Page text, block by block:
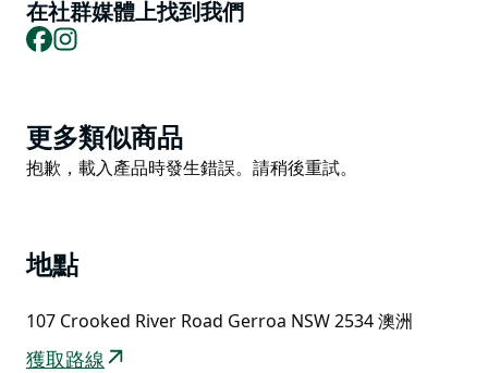
在社群媒體上找到我們
Facebook
Product
List
更多類似商品
Product
抱歉，載入產品時發生錯誤。請稍後重試。
地點
107 Crooked River Road Gerroa NSW 2534 澳洲
獲取路線